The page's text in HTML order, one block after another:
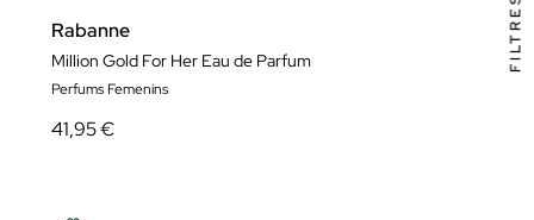
Rabanne
Million Gold For Her Eau de Parfum
Perfums Femenins
41,95 €
FILTRES